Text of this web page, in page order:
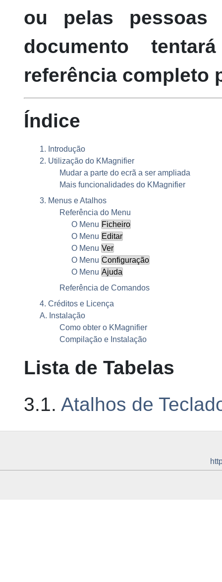
ou pelas
documento
referência completo
Índice
1. Introdução
2. Utilização do KMagnifier
Mudar a parte do ecrã a ser ampliada
Mais funcionalidades do KMagnifier
3. Menus e Atalhos
Referência do Menu
O Menu Ficheiro
O Menu Editar
O Menu Ver
O Menu Configuração
O Menu Ajuda
Referência de Comandos
4. Créditos e Licença
A. Instalação
Como obter o KMagnifier
Compilação e Instalação
Lista de Tabelas
3.1. Atalhos de